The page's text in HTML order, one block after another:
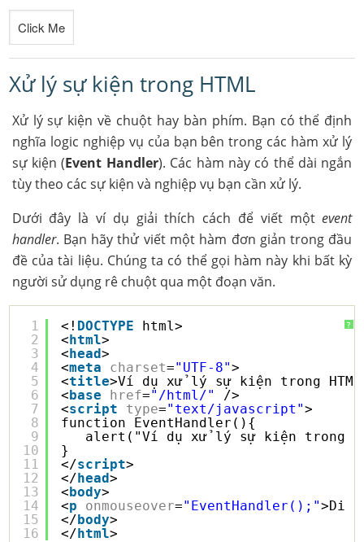
Xử lý sự kiện trong HTML
Xử lý sự kiện về chuột hay bàn phím. Bạn có thể định
nghĩa logic nghiệp vụ của bạn bên trong các hàm xử lý
sự kiện (Event Handler). Các hàm này có thể dài ngắn
tùy theo các sự kiện và nghiệp vụ bạn cần xử lý.
Dưới đây là ví dụ giải thích cách để viết mộtevent
handler. Bạn hãy thử viết một hàm đơn giản trong đầu
đề của tài liệu. Chúng ta có thể gọi hàm này khi bất kỳ
người sử dụng rê chuột qua một đoạn văn.
?
1
2
3
4
5
6
7
8
9
10
11
12
13
14
15
16
<! DOCTYPE
html>
<html>
<head>
<meta charset="UTF-8">
<title>Ví dụ xử lý sự kiện trong
<base href="/html/"
/>
<script type="text/javascript">
function EventHandler(){
alert("Ví dụ xử lý sự kiện trong
}
</script>
</head>
<body>
<p onmouseover="EventHandler();">Di
</body>
</html>